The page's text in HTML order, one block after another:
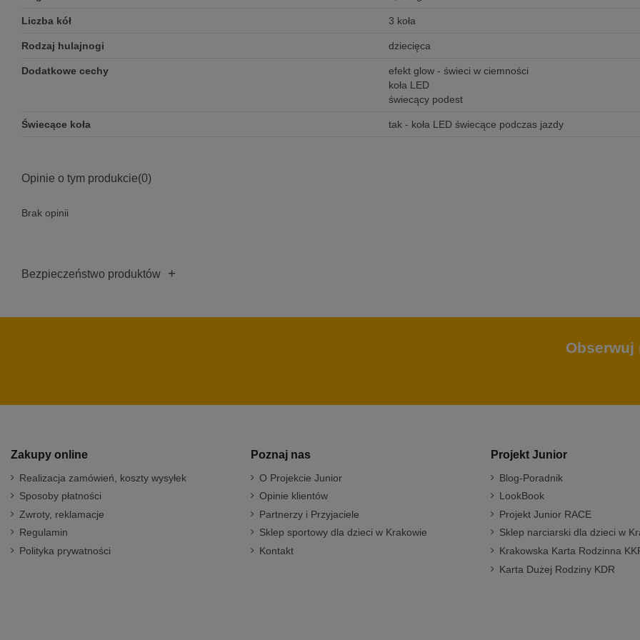
Liczba kół 3 koła
Rodzaj hulajnogi dziecięca
Dodatkowe cechy
efekt glow - świeci w ciemności
koła LED
świecący podest
Świecące koła tak - koła LED świecące podczas jazdy
Opinie o tym produkcie(0)
Brak opinii
Bezpieczeństwo produktów +
Obserwuj
Zakupy online
Realizacja zamówień, koszty wysyłek
Sposoby płatności
Zwroty, reklamacje
Regulamin
Polityka prywatności
Poznaj nas
O Projekcie Junior
Opinie klientów
Partnerzy i Przyjaciele
Sklep sportowy dla dzieci w Krakowie
Kontakt
Projekt Junior
Blog-Poradnik
LookBook
Projekt Junior RACE
Sklep narciarski dla dzieci w
Krakowska Karta Rodzinna
Karta Dużej Rodziny KDR